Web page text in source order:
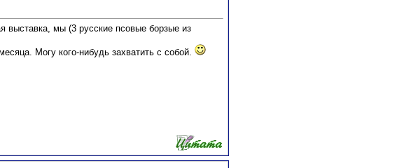
выставка, мы (3 русские псовые борзые из
Могу кого-нибудь захватить с собой.